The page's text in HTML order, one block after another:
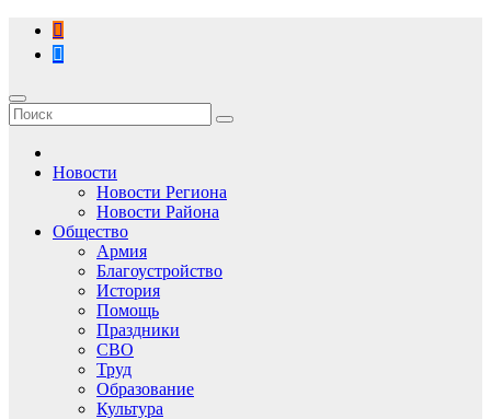
Перейти
содержимому
Новости
Новости Региона
Новости Района
Общество
Армия
Благоустройство
История
Помощь
Праздники
СВО
Труд
Образование
Культура